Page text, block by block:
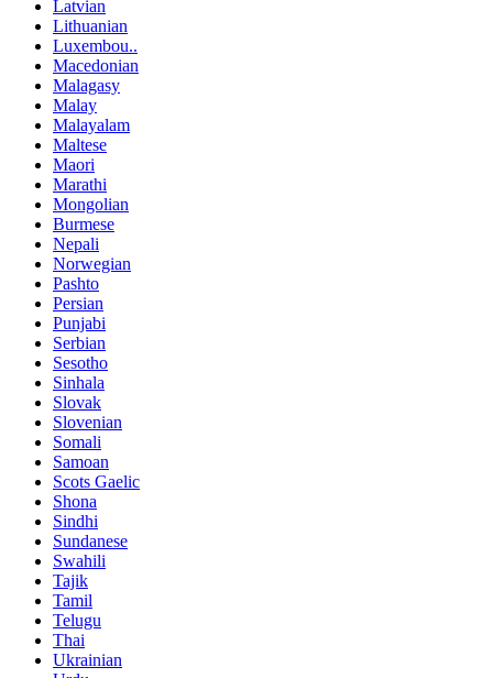
Latvian
Lithuanian
Luxembou..
Macedonian
Malagasy
Malay
Malayalam
Maltese
Maori
Marathi
Mongolian
Burmese
Nepali
Norwegian
Pashto
Persian
Punjabi
Serbian
Sesotho
Sinhala
Slovak
Slovenian
Somali
Samoan
Scots Gaelic
Shona
Sindhi
Sundanese
Swahili
Tajik
Tamil
Telugu
Thai
Ukrainian